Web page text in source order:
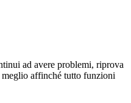
ad avere problemi, riprova
affinché tutto funzioni